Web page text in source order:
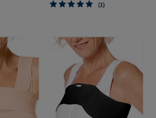
(1)